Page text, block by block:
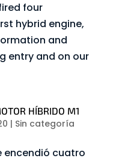
four
hybrid engine,
and
entry and on our
HÍBRIDO M1
| Sin categoría
encendió cuatro